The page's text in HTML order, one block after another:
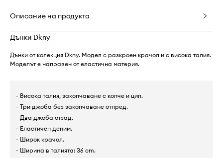
Описание на продукта
Дънки Dkny
Дънки от колекция Dkny. Модел с разкроен крачол и с висока талия.
Моделът е направен от еластична материя.
- Висока талия, закопчаване с копче и цип.
- Три джоба без закопчаване отпред.
- Два джоба отзад.
- Еластичен деним.
- Широк крачол.
- Ширина в талията: 36 cm.